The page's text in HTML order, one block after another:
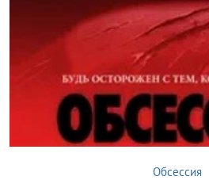
Обсессия